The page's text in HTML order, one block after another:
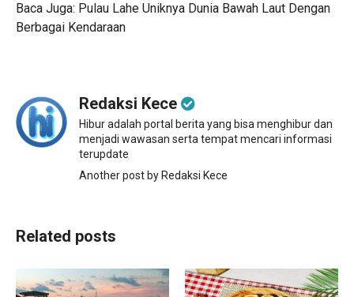
Baca Juga: Pulau Lahe Uniknya Dunia Bawah Laut Dengan
Berbagai Kendaraan
Redaksi Kece
Hibur adalah portal berita yang bisa menghibur dan
menjadi wawasan serta tempat mencari informasi
terupdate
Another post by Redaksi Kece
Related posts